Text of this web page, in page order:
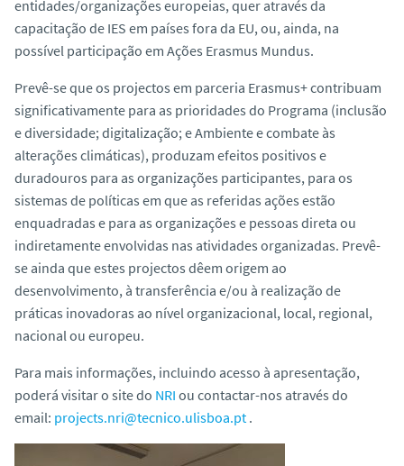
entidades/organizações europeias, quer através da
capacitação de IES em países fora da EU, ou, ainda, na
possível participação em Ações Erasmus Mundus.
Prevê-se que os projectos em parceria Erasmus+ contribuam
significativamente para as prioridades do Programa (inclusão
e diversidade; digitalização; e Ambiente e combate às
alterações climáticas), produzam efeitos positivos e
duradouros para as organizações participantes, para os
sistemas de políticas em que as referidas ações estão
enquadradas e para as organizações e pessoas direta ou
indiretamente envolvidas nas atividades organizadas. Prevê-
se ainda que estes projectos dêem origem ao
desenvolvimento, à transferência e/ou à realização de
práticas inovadoras ao nível organizacional, local, regional,
nacional ou europeu.
Para mais informações, incluindo acesso à apresentação,
poderá visitar o site do NRI ou contactar-nos através do
email: projects.nri@tecnico.ulisboa.pt .